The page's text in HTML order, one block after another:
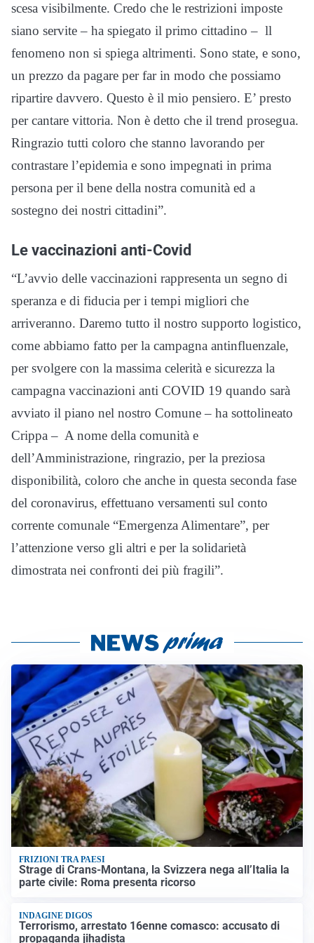
scesa visibilmente. Credo che le restrizioni imposte
siano servite – ha spiegato il primo cittadino – ll
fenomeno non si spiega altrimenti. Sono state, e sono,
un prezzo da pagare per far in modo che possiamo
ripartire davvero. Questo è il mio pensiero. E’ presto
per cantare vittoria. Non è detto che il trend prosegua.
Ringrazio tutti coloro che stanno lavorando per
contrastare l’epidemia e sono impegnati in prima
persona per il bene della nostra comunità ed a
sostegno dei nostri cittadini”.
Le vaccinazioni anti-Covid
“L’avvio delle vaccinazioni rappresenta un segno di
speranza e di fiducia per i tempi migliori che
arriveranno. Daremo tutto il nostro supporto logistico,
come abbiamo fatto per la campagna antinfluenzale,
per svolgere con la massima celerità e sicurezza la
campagna vaccinazioni anti COVID 19 quando sarà
avviato il piano nel nostro Comune – ha sottolineato
Crippa – A nome della comunità e
dell’Amministrazione, ringrazio, per la preziosa
disponibilità, coloro che anche in questa seconda fase
del coronavirus, effettuano versamenti sul conto
corrente comunale “Emergenza Alimentare”, per
l’attenzione verso gli altri e per la solidarietà
dimostrata nei confronti dei più fragili”.
FRIZIONI TRA PAESI
Strage di Crans-Montana, la Svizzera nega all’Italia la
parte civile: Roma presenta ricorso
INDAGINE DIGOS
Terrorismo, arrestato 16enne comasco: accusato di
propaganda jihadista